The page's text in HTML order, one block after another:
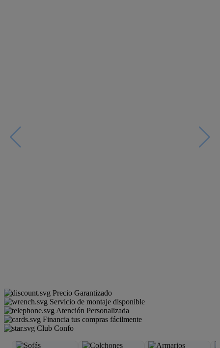
Precio Garantizado
Servicio de montaje disponible
Atención Personalizada
Financia tus compras fácilmente
Club Confo